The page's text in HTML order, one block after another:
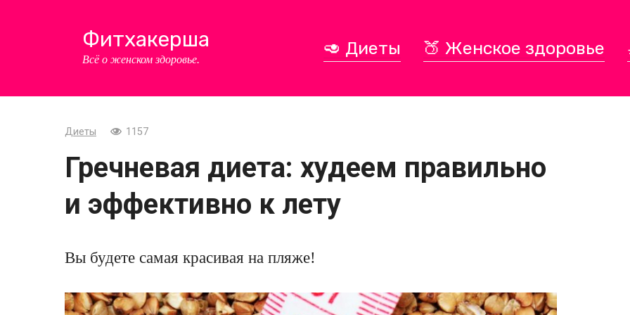
Фитхакерша
Всё о женском здоровье.
🥑 Диеты 🍑 Женское здоровье
Диеты 1157
Гречневая диета: худеем правильно
и эффективно к лету
Вы будете самая красивая на пляже!